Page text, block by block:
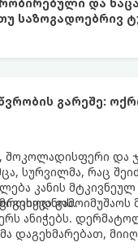
საზოგადოებრივ
გარეშე:
და
სურვილმა, რაც
კანის
გამოიმუშაოს
ანიჭებს.
დაგეხმარებათ,